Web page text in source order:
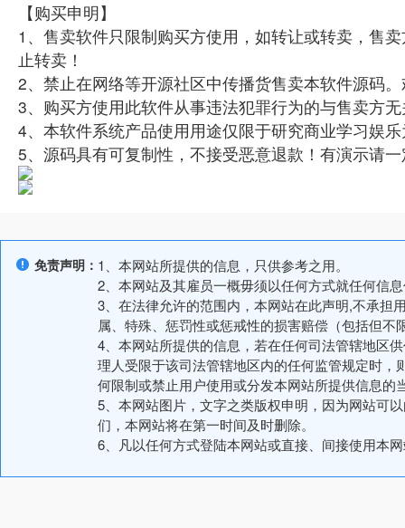
【购买申明】
1、售卖软件只限制购买方使用，如转让或转卖，售
止转卖！
2、禁止在网络等开源社区中传播货售卖本软件源码
3、购买方使用此软件从事违法犯罪行为的与售卖方
4、本软件系统产品使用用途仅限于研究商业学习娱
5、源码具有可复制性，不接受恶意退款！有演示请
免责声明： 1、本网站所提供的信息，只供参考之用。
2、本网站及其雇员一概毋须以任何方式就任何信
3、在法律允许的范围内，本网站在此声明,不承担
属、特殊、惩罚性或惩戒性的损害赔偿（包括但
4、本网站所提供的信息，若在任何司法管辖地区
理人受限于该司法管辖地区内的任何监管规定时
何限制或禁止用户使用或分发本网站所提供信息的
5、本网站图片，文字之类版权申明，因为网站可
们，本网站将在第一时间及时删除。
6、凡以任何方式登陆本网站或直接、间接使用本